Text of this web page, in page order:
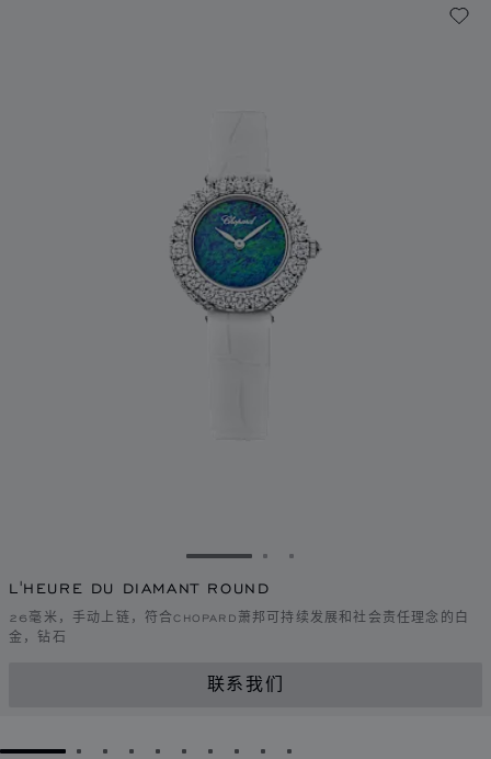
转到幻灯片 1转到幻灯片 2
转到幻灯片 3
L'HEURE DU DIAMANT ROUND
26毫米，手动上链，符合CHOPARD萧邦可持续发展和社会责任理念的白
金，钻石
联系我们